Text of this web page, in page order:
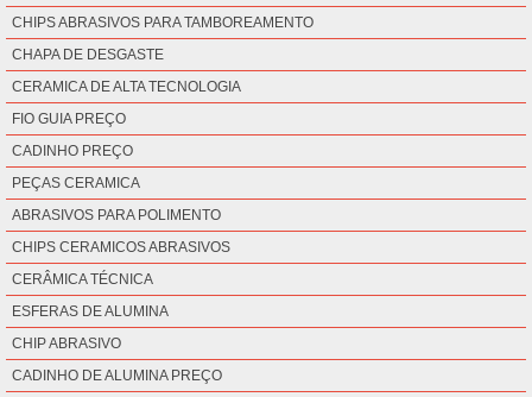
CHIPS ABRASIVOS PARA TAMBOREAMENTO
CHAPA DE DESGASTE
CERAMICA DE ALTA TECNOLOGIA
FIO GUIA PREÇO
CADINHO PREÇO
PEÇAS CERAMICA
ABRASIVOS PARA POLIMENTO
CHIPS CERAMICOS ABRASIVOS
CERÂMICA TÉCNICA
ESFERAS DE ALUMINA
CHIP ABRASIVO
CADINHO DE ALUMINA PREÇO